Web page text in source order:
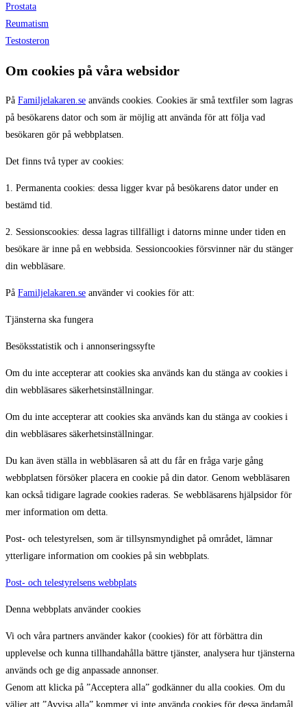
Prostata
Reumatism
Testosteron
Om cookies på våra websidor
På Familjelakaren.se används cookies. Cookies är små textfiler som lagras
på besökarens dator och som är möjlig att använda för att följa vad
besökaren gör på webbplatsen.
Det finns två typer av cookies:
1. Permanenta cookies: dessa ligger kvar på besökarens dator under en
bestämd tid.
2. Sessionscookies: dessa lagras tillfälligt i datorns minne under tiden en
besökare är inne på en webbsida. Sessioncookies försvinner när du stänger
din webbläsare.
På Familjelakaren.se använder vi cookies för att:
Tjänsterna ska fungera
Besöksstatistik och i annonseringssyfte
Om du inte accepterar att cookies ska används kan du stänga av cookies i
din webbläsares säkerhetsinställningar.
Om du inte accepterar att cookies ska används kan du stänga av cookies i
din webbläsares säkerhetsinställningar.
Du kan även ställa in webbläsaren så att du får en fråga varje gång
webbplatsen försöker placera en cookie på din dator. Genom webbläsaren
kan också tidigare lagrade cookies raderas. Se webbläsarens hjälpsidor för
mer information om detta.
Post- och telestyrelsen, som är tillsynsmyndighet på området, lämnar
ytterligare information om cookies på sin webbplats.
Post- och telestyrelsens webbplats
Denna webbplats använder cookies
Vi och våra partners använder kakor (cookies) för att förbättra din
upplevelse och kunna tillhandahålla bättre tjänster, analysera hur tjänsterna
används och ge dig anpassade annonser.
Genom att klicka på ”Acceptera alla” godkänner du alla cookies. Om du
väljer att ”Avvisa alla” kommer vi inte använda cookies för dessa ändamål.